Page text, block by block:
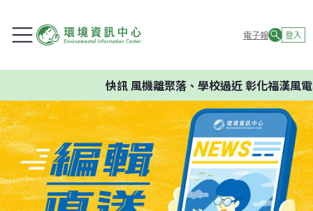
電子報 登入
快訊風機離聚落、學校過近 彰化福漢風電